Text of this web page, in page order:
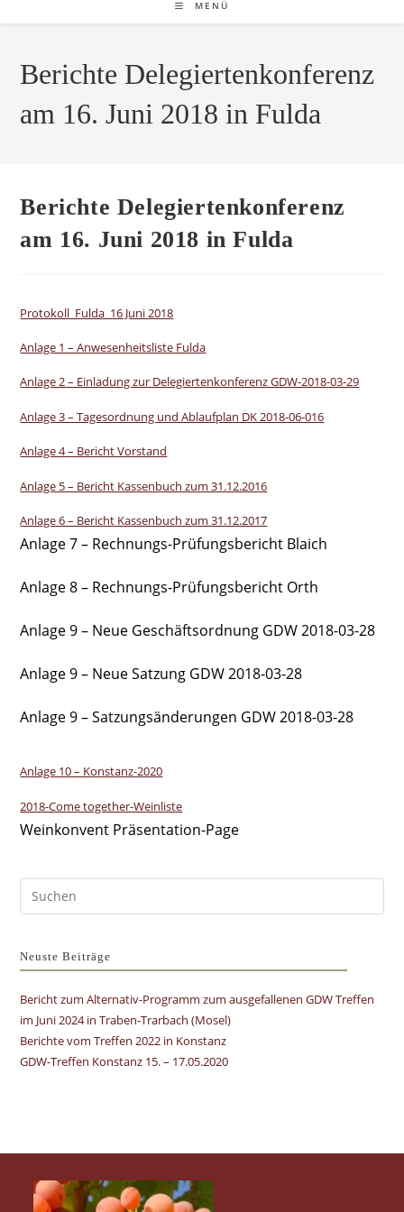
MENÜ
Berichte Delegiertenkonferenz
am 16. Juni 2018 in Fulda
Berichte Delegiertenkonferenz
am 16. Juni 2018 in Fulda
Protokoll_Fulda_16 Juni 2018
Anlage 1 – Anwesenheitsliste Fulda
Anlage 2 – Einladung zur Delegiertenkonferenz GDW-2018-03-29
Anlage 3 – Tagesordnung und Ablaufplan DK 2018-06-016
Anlage 4 – Bericht Vorstand
Anlage 5 – Bericht Kassenbuch zum 31.12.2016
Anlage 6 – Bericht Kassenbuch zum 31.12.2017
Anlage 7 – Rechnungs-Prüfungsbericht Blaich
Anlage 8 – Rechnungs-Prüfungsbericht Orth
Anlage 9 – Neue Geschäftsordnung GDW 2018-03-28
Anlage 9 – Neue Satzung GDW 2018-03-28
Anlage 9 – Satzungsänderungen GDW 2018-03-28
Anlage 10 – Konstanz-2020
2018-Come together-Weinliste
Weinkonvent Präsentation-Page
Neuste Beiträge
Bericht zum Alternativ-Programm zum ausgefallenen GDW Treffen
im Juni 2024 in Traben-Trarbach (Mosel)
Berichte vom Treffen 2022 in Konstanz
GDW-Treffen Konstanz 15. – 17.05.2020